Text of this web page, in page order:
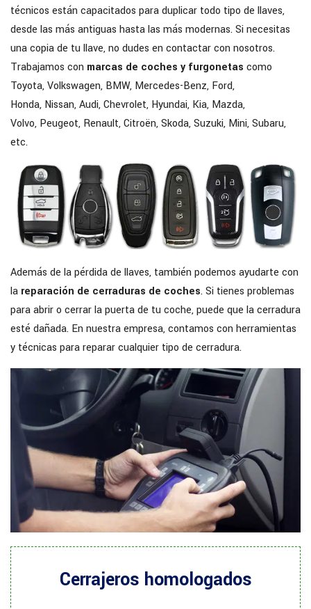
técnicos están capacitados para duplicar todo tipo de llaves,
desde las más antiguas hasta las más modernas. Si necesitas
una copia de tu llave, no dudes en contactar con nosotros.
Trabajamos con marcas de coches y furgonetas como
Toyota, Volkswagen, BMW, Mercedes-Benz, Ford,
Honda, Nissan, Audi, Chevrolet, Hyundai, Kia, Mazda,
Volvo, Peugeot, Renault, Citroën, Skoda, Suzuki, Mini, Subaru,
etc.
Además de la pérdida de llaves, también podemos ayudarte con
la reparación de cerraduras de coches. Si tienes problemas
para abrir o cerrar la puerta de tu coche, puede que la cerradura
esté dañada. En nuestra empresa, contamos con herramientas
y técnicas para reparar cualquier tipo de cerradura.
Cerrajeros homologados